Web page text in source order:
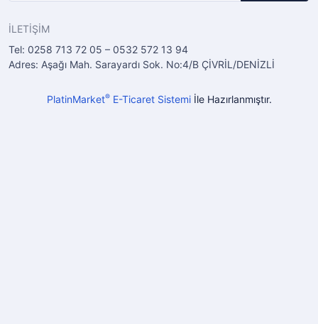
İLETİŞİM
Tel: 0258 713 72 05 – 0532 572 13 94
Adres: Aşağı Mah. Sarayardı Sok. No:4/B ÇİVRİL/DENİZLİ
PlatinMarket®E-Ticaret Sistemiİle Hazırlanmıştır.